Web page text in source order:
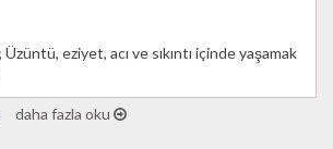
eziyet, acı ve sıkıntı içinde yaşamak
daha fazla oku